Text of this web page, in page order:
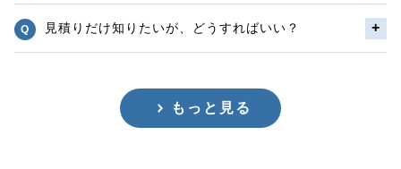
見積りだけ知りたいが、どうすればいい？
もっと見る